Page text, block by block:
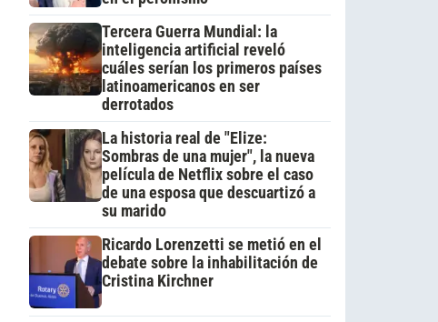
Tercera Guerra Mundial: la
inteligencia artificial reveló
cuáles serían los primeros países
latinoamericanos en ser
derrotados
La historia real de "Elize:
Sombras de una mujer", la nueva
película de Netflix sobre el caso
de una esposa que descuartizó a
su marido
Ricardo Lorenzetti se metió en el
debate sobre la inhabilitación de
Cristina Kirchner